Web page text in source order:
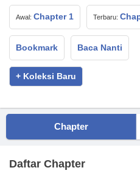
Awal: Chapter 1 Terbaru:
Bookmark Baca Nanti
+ Koleksi Baru
Chapter
Daftar Chapter